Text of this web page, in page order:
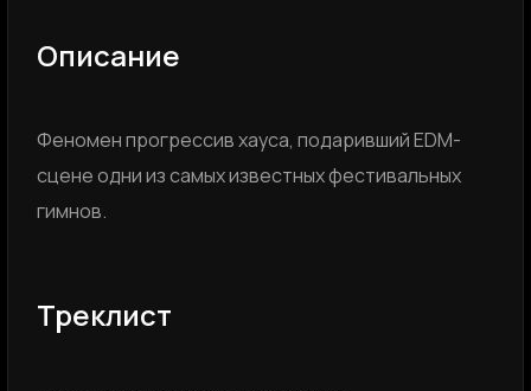
Описание
Феномен прогрессив хауса, подаривший EDM-
сцене одни из самых известных фестивальных
гимнов.
Треклист